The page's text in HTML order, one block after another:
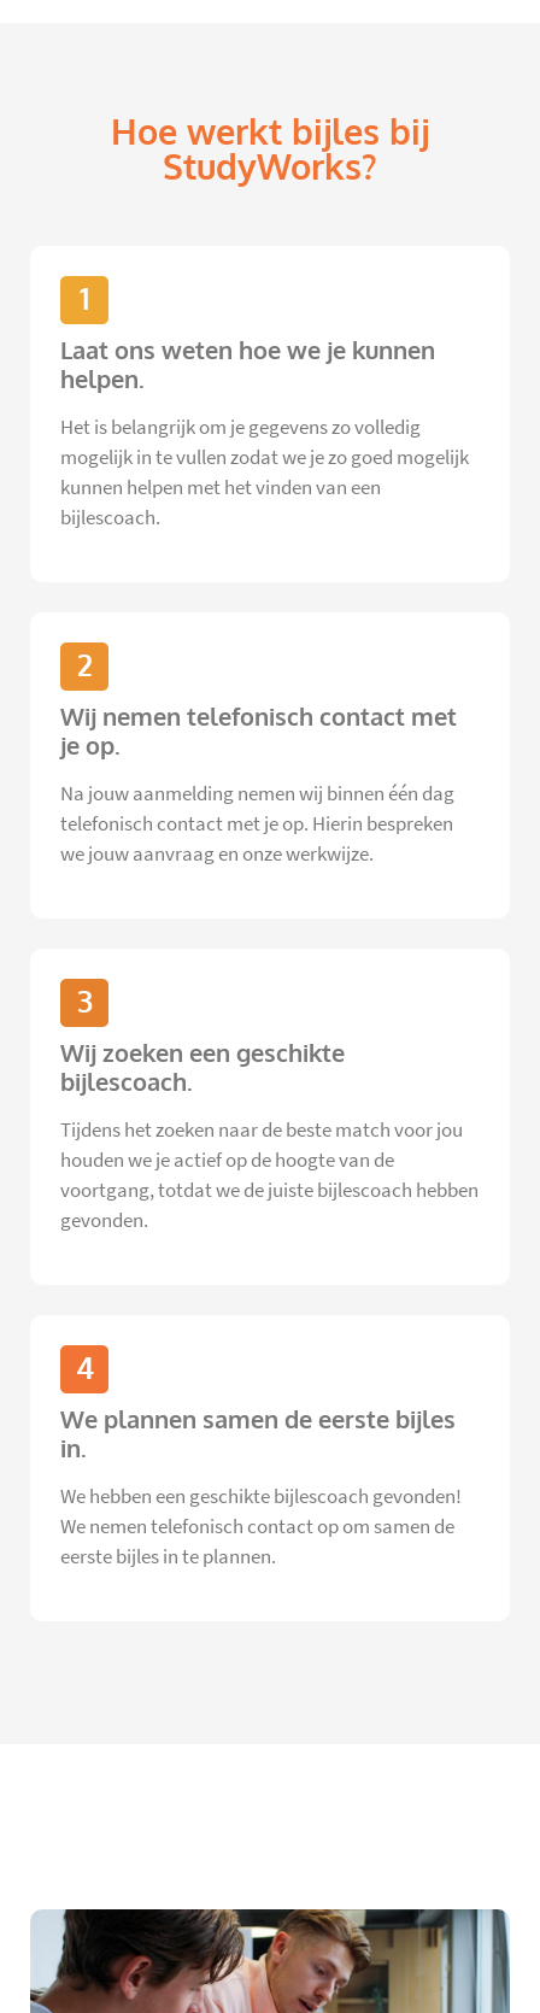
Hoe werkt bijles bij
StudyWorks?
1
Laat ons weten hoe we je kunnen
helpen.
Het is belangrijk om je gegevens zo volledig
mogelijk in te vullen zodat we je zo goed mogelijk
kunnen helpen met het vinden van een
bijlescoach.
2
Wij nemen telefonisch contact met
je op.
Na jouw aanmelding nemen wij binnen één dag
telefonisch contact met je op. Hierin bespreken
we jouw aanvraag en onze werkwijze.
3
Wij zoeken een geschikte
bijlescoach.
Tijdens het zoeken naar de beste match voor jou
houden we je actief op de hoogte van de
voortgang, totdat we de juiste bijlescoach hebben
gevonden.
4
We plannen samen de eerste bijles
in.
We hebben een geschikte bijlescoach gevonden!
We nemen telefonisch contact op om samen de
eerste bijles in te plannen.